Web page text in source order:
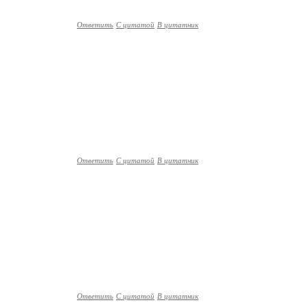
Ответить С цитатой В цитатник
Ответить С цитатой В цитатник
Ответить С цитатой В цитатник